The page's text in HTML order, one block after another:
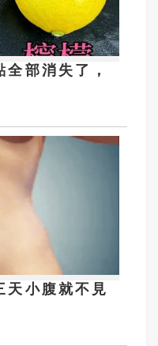
部消失了，
天小腹就不見